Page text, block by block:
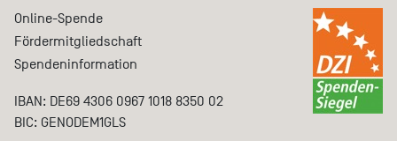
Online-Spende
Fördermitgliedschaft
Spendeninformation
IBAN: DE69 4306 0967 1018 8350 02
BIC: GENODEM1GLS